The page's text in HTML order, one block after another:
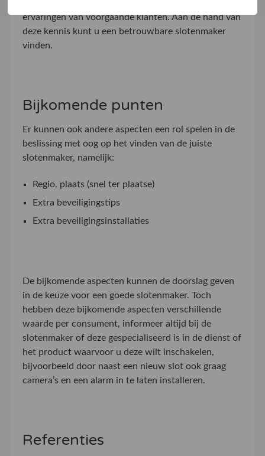
ervaringen van voorgaande klanten. Aan de hand van
deze kennis kunt u een betrouwbare slotenmaker
vinden.
Bijkomende punten
Er kunnen ook andere aspecten een rol spelen in de
beslissing met oog op het vinden van de juiste
slotenmaker, namelijk:
Regio, plaats (snel ter plaatse)
Extra beveiligingstips
Extra beveiligingsinstallaties
De bijkomende aspecten kunnen de doorslag geven
in de keuze voor een goede slotenmaker. Toch
hebben deze bijkomende aspecten verschillende
waarde per consument, informeer altijd bij de
slotenmaker of deze gespecialiseerd is in de dienst of
het product waarvoor u deze wilt inschakelen,
bijvoorbeeld door naast een nieuw slot ook graag
camera’s en een alarm in te laten installeren.
Referenties